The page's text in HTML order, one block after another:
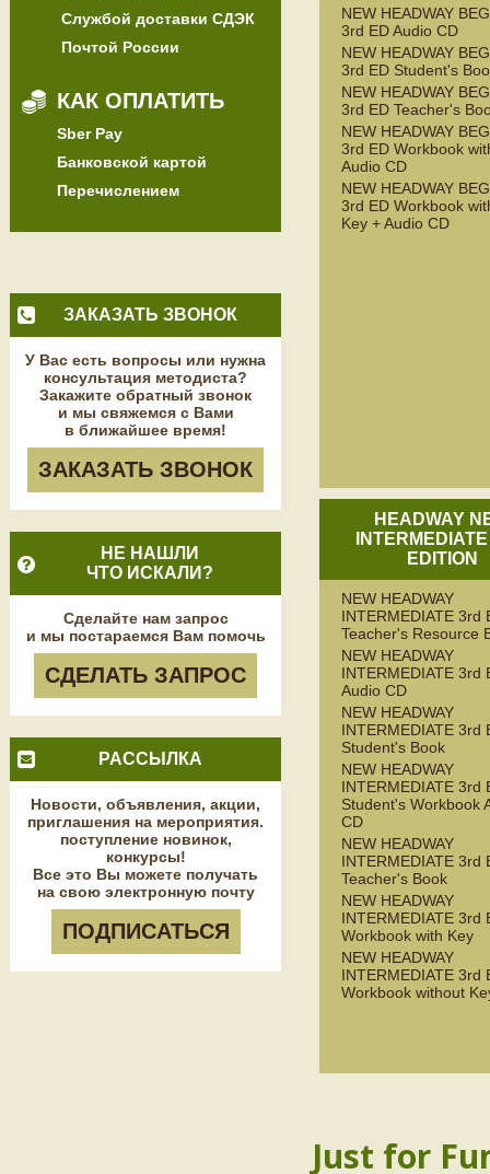
Службой доставки СДЭК
Почтой России
КАК ОПЛАТИТЬ
Sber Pay
Банковской картой
Перечислением
ЗАКАЗАТЬ ЗВОНОК
У Вас есть вопросы или нужна
консультация методиста?
Закажите обратный звонок
и мы свяжемся с Вами
в ближайшее время!
ЗАКАЗАТЬ ЗВОНОК
НЕ НАШЛИ
ЧТО ИСКАЛИ?
Сделайте нам запрос
и мы постараемся Вам помочь
СДЕЛАТЬ ЗАПРОС
РАССЫЛКА
Новости, объявления, акции,
приглашения на мероприятия.
поступление новинок,
конкурсы!
Все это Вы можете получать
на свою электронную почту
ПОДПИСАТЬСЯ
NEW HEADWAY
3rd ED Audio CD
NEW HEADWAY
3rd ED Student's
NEW HEADWAY
3rd ED Teacher's
NEW HEADWAY
3rd ED Workbook
Audio CD
NEW HEADWAY
3rd ED Workbook
Key + Audio CD
HEADWAY
EDITION
NEW HEADWAY
INTERMEDIATE 3rd
Teacher's Resource
NEW HEADWAY
INTERMEDIATE 3rd
Audio CD
NEW HEADWAY
INTERMEDIATE 3rd
Student's Book
NEW HEADWAY
INTERMEDIATE 3rd
Student's Workbook
CD
NEW HEADWAY
INTERMEDIATE 3rd
Teacher's Book
NEW HEADWAY
INTERMEDIATE 3rd
Workbook with Key
NEW HEADWAY
INTERMEDIATE 3rd
Workbook without
Just for